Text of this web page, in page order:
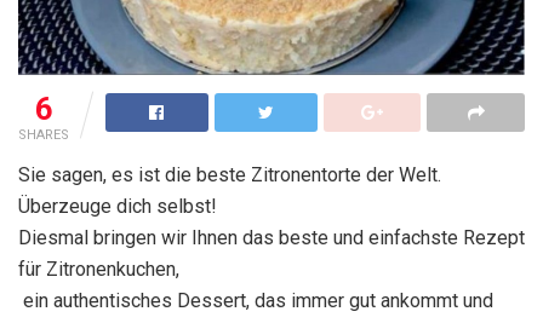
6
SHARES
Sie sagen, es ist die beste Zitronentorte der Welt.
Überzeuge dich selbst!
Diesmal bringen wir Ihnen das beste und einfachste Rezept
für Zitronenkuchen,
ein authentisches Dessert, das immer gut ankommt und